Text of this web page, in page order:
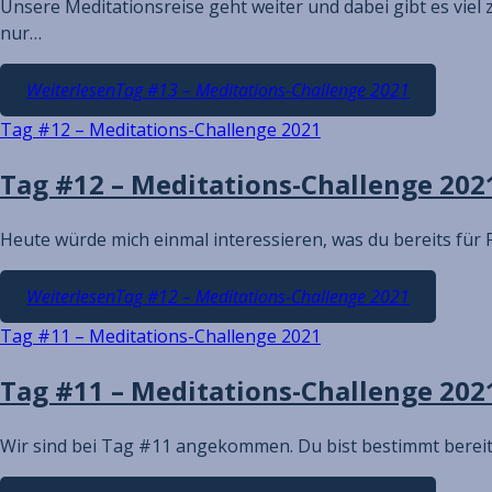
Unsere Meditationsreise geht weiter und dabei gibt es
nur…
WeiterlesenTag #13 – Meditations-Challenge 2021
Tag #12 – Meditations-Challenge 2021
Tag #12 – Meditations-Challenge
Heute würde mich einmal interessieren, was du bereits
WeiterlesenTag #12 – Meditations-Challenge 2021
Tag #11 – Meditations-Challenge 2021
Tag #11 – Meditations-Challenge
Wir sind bei Tag #11 angekommen. Du bist bestimmt